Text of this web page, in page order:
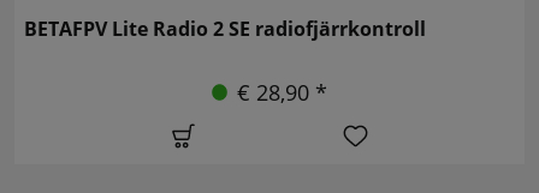
BETAFPV Lite Radio 2 SE radiofjärrkontroll
€ 28,90 *